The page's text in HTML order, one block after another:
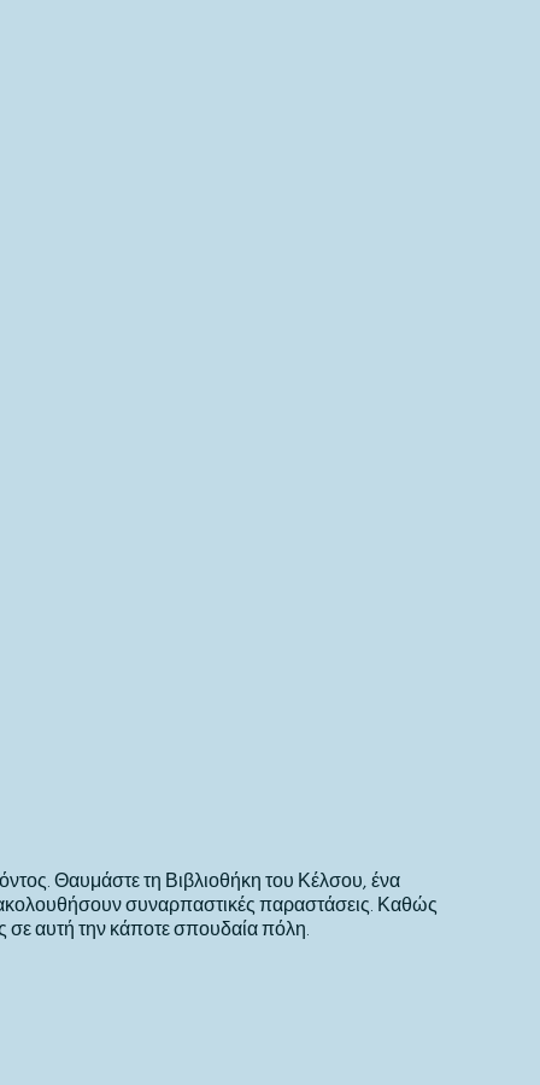
Θαυμάστε τη Βιβλιοθήκη του Κέλσου, ένα
συναρπαστικές παραστάσεις. Καθώς
σε αυτή την κάποτε σπουδαία πόλη.